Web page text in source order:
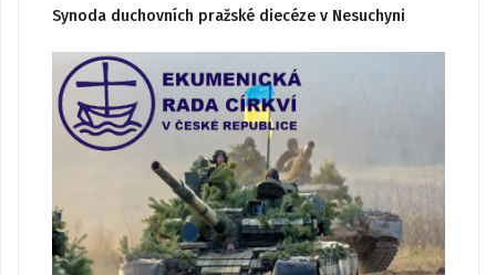
Synoda duchovních pražské diecéze v Nesuchyni